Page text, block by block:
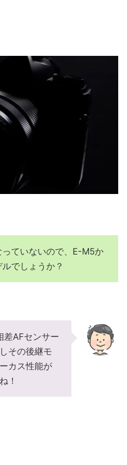
ていないので、E-M5か
でしょうか？
差AFセンサー
その後継モ
カス性能が
！